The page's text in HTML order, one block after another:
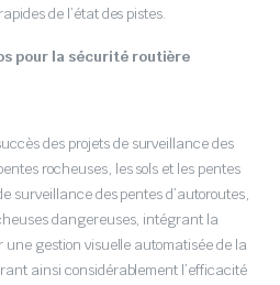
de l’état des pistes.
pour la sécurité routière
des projets de surveillance des
rocheuses, les sols et les pentes
surveillance des pentes d’autoroutes,
dangereuses, intégrant la
gestion visuelle automatisée de la
ainsi considérablement l’efficacité